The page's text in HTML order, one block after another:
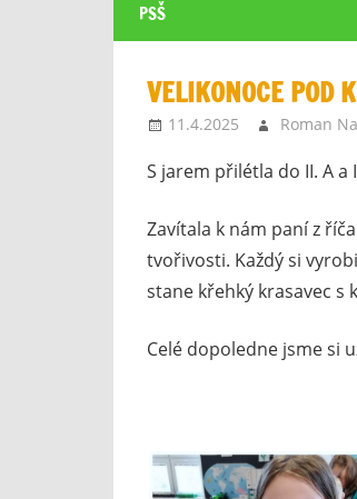
PSŠ
VELIKONOCE POD
11.4.2025 Roman
S jarem přilétla do II. A
Zavítala k nám paní z
tvořivosti. Každý si
stane křehký krasavec s
Celé dopoledne jsme si